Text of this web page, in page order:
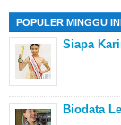
POPULER MINGGU
Siapa
Biodata